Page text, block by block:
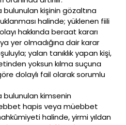
bulunulan kişinin gözaltına
halinde; yüklenen fiili
hakkında beraat kararı
yer olmadığına dair karar
yalan tanıklık yapan kişi,
yoksun kılma suçuna
dolaylı fail olarak sorumlu
bulunulan kimsenin
hapis veya müebbet
halinde, yirmi yıldan